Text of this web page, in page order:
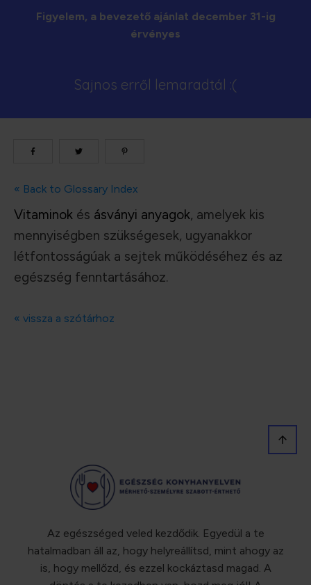
Figyelem, a bevezető ajánlat december 31-ig
érvényes
Sajnos erről lemaradtál :(
« Back to Glossary Index
Vitaminok és ásványi anyagok, amelyek kis
mennyiségben szükségesek, ugyanakkor
létfontosságúak a sejtek működéséhez és az
egészség fenntartásához.
« vissza a szótárhoz
Az egészséged veled kezdődik. Egyedül a te
hatalmadban áll az, hogy helyreállítsd, mint ahogy az
is, hogy mellőzd, és ezzel kockáztasd magad. A